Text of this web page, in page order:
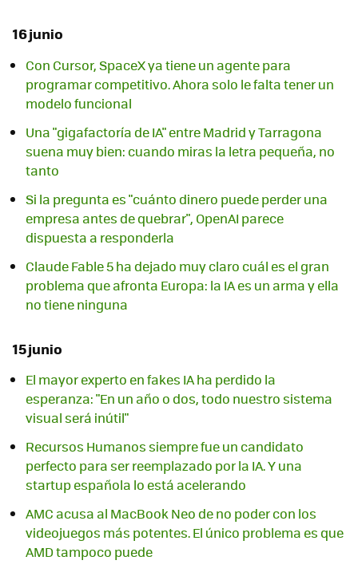
16 junio
Con Cursor, SpaceX ya tiene un agente para
programar competitivo. Ahora solo le falta tener un
modelo funcional
Una "gigafactoría de IA" entre Madrid y Tarragona
suena muy bien: cuando miras la letra pequeña, no
tanto
Si la pregunta es "cuánto dinero puede perder una
empresa antes de quebrar", OpenAI parece
dispuesta a responderla
Claude Fable 5 ha dejado muy claro cuál es el gran
problema que afronta Europa: la IA es un arma y ella
no tiene ninguna
15 junio
El mayor experto en fakes IA ha perdido la
esperanza: "En un año o dos, todo nuestro sistema
visual será inútil"
Recursos Humanos siempre fue un candidato
perfecto para ser reemplazado por la IA. Y una
startup española lo está acelerando
AMC acusa al MacBook Neo de no poder con los
videojuegos más potentes. El único problema es que
AMD tampoco puede